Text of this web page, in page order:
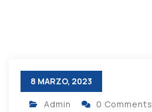
8 MARZO, 2023
Admin 0 Comments